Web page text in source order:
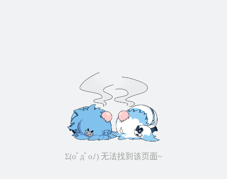
Σ(oﾟдﾟoﾉ) 无法找到该页面~